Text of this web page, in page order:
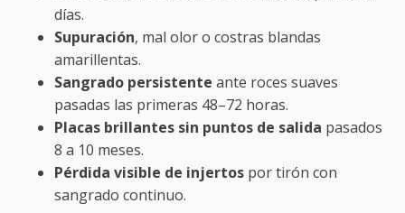
días.
Supuración, mal olor o costras blandas
amarillentas.
Sangrado persistente ante roces suaves
pasadas las primeras 48–72 horas.
Placas brillantes sin puntos de salida pasados
8 a 10 meses.
Pérdida visible de injertos por tirón con
sangrado continuo.